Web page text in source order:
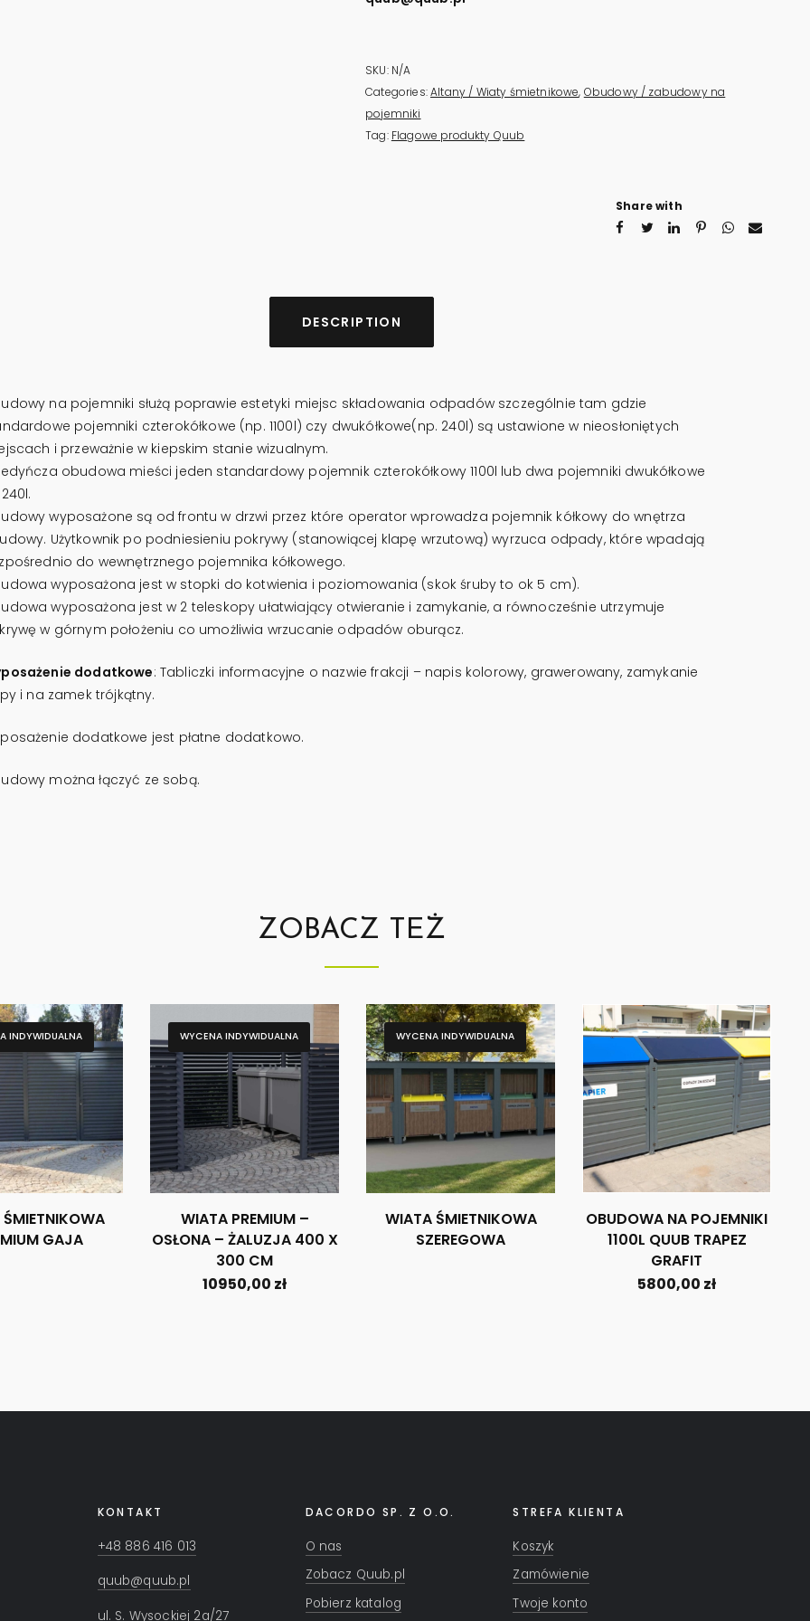
SKU: N/A
Categories:Altany / Wiaty śmietnikowe, Obudowy / zabudowy na
pojemniki
Tag: Flagowe produkty Quub
Share with
DESCRIPTION
na pojemniki służą poprawie estetyki miejsc składowania odpadów szczególnie tam gdzie
pojemniki czterokółkowe (np. 1100l) czy dwukółkowe(np. 240l) są ustawione w nieosłoniętych
i przeważnie w kiepskim stanie wizualnym.
obudowa mieści jeden standardowy pojemnik czterokółkowy 1100l lub dwa pojemniki dwukółkowe
wyposażone są od frontu w drzwi przez które operator wprowadza pojemnik kółkowy do wnętrza
Użytkownik po podniesieniu pokrywy (stanowiącej klapę wrzutową) wyrzuca odpady, które wpadają
do wewnętrznego pojemnika kółkowego.
wyposażona jest w stopki do kotwienia i poziomowania (skok śruby to ok 5 cm).
wyposażona jest w 2 teleskopy ułatwiający otwieranie i zamykanie, a równocześnie utrzymuje
w górnym położeniu co umożliwia wrzucanie odpadów oburącz.
dodatkowe: Tabliczki informacyjne o nazwie frakcji – napis kolorowy, grawerowany, zamykanie
i na zamek trójkątny.
dodatkowe jest płatne dodatkowo.
można łączyć ze sobą.
ZOBACZ TEŻ
INDYWIDUALNA
GAJA
WYCENA INDYWIDUALNA
WIATA PREMIUM –
OSŁONA – ŻALUZJA 400 X
300 CM
10950,00 zł
WYCENA INDYWIDUALNA
WIATA ŚMIETNIKOWA
SZEREGOWA
OBUDOWA NA POJEMNIKI
1100L QUUB TRAPEZ
GRAFIT
5800,00 zł
KONTAKT
+48 886 416 013
quub@quub.pl
ul. S. Wysockiej 2a/27
DACORDO SP. Z O.O.
O nas
Zobacz Quub.pl
Pobierz katalog
STREFA KLIENTA
Koszyk
Zamówienie
Twoje konto